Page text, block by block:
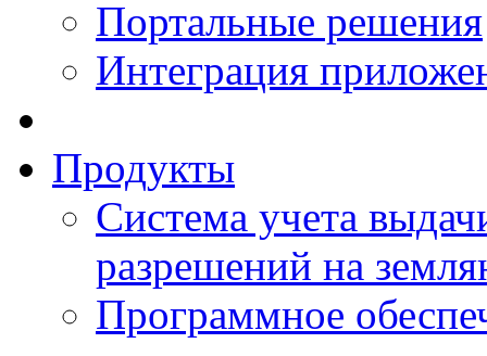
Портальные решения
Интеграция
Продукты
Система учета
разрешений на
Программное